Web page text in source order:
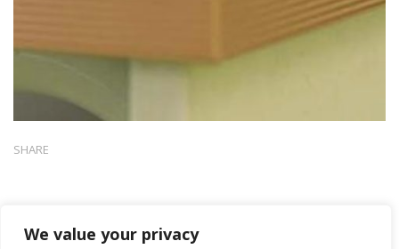
We value your privacy
SHARE